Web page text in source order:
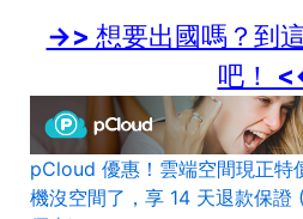
->> 想要出國嗎？到
吧！
pCloud 優惠！雲端空間現正特
機沒空間了，享 14 天退款保